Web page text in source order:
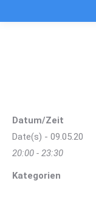
Datum/Zeit
Date(s) - 09.05.20
20:00 - 23:30
Kategorien